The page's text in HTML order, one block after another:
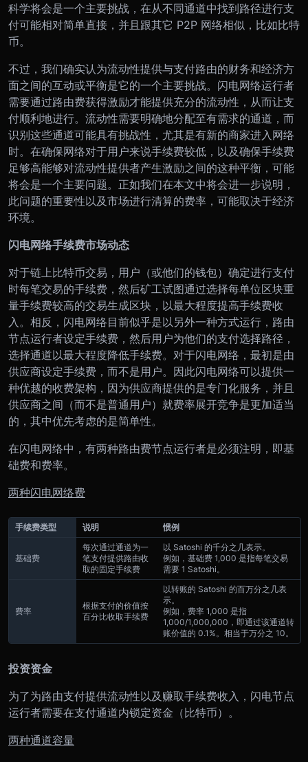
科学将会是一个主要挑战，在从不同通道中找到路径进行支
付可能相对简单直接，并且跟其它 P2P 网络相似，比如比特
币。
不过，我们确实认为流动性提供与支付路由的财务和经济方
面之间的互动或平衡是它的一个主要挑战。闪电网络运行者
需要通过路由费获得激励才能提供充分的流动性，从而让支
付顺利地进行。流动性需要明确地分配至有需求的通道，而
识别这些通道可能具有挑战性，尤其是有新的商家进入网络
时。在确保网络对于用户来说手续费较低，以及确保手续费
足够高能够对流动性提供者产生激励之间的这种平衡，可能
将会是一个主要问题。正如我们在本文中将会进一步说明，
此问题的重要性以及市场进行清算的费率，可能取决于经济
环境。
闪电网络手续费市场动态
对于链上比特币交易，用户（或他们的钱包）确定进行支付
时每笔交易的手续费，然后矿工试图通过选择每单位区块重
量手续费较高的交易生成区块，以最大程度提高手续费收
入。相反，闪电网络目前似乎是以另外一种方式运行，路由
节点运行者设定手续费，然后用户为他们的支付选择路径，
选择通道以最大程度降低手续费。对于闪电网络，最初是由
供应商设定手续费，而不是用户。因此闪电网络可以提供一
种优越的收费架构，因为供应商提供的是专门化服务，并且
供应商之间（而不是普通用户）就费率展开竞争是更加适当
的，其中优先考虑的是简单性。
在闪电网络中，有两种路由费节点运行者是必须注明，即基
础费和费率。
两种闪电网络费
手续费类型 说明 惯例
基础费
每次通过通道为一
笔支付提供路由收
取的固定手续费
以 Satoshi 的千分之几表示。
例如，基础费 1,000 是指每笔交易
需要 1 Satoshi。
费率
根据支付的价值按
百分比收取手续费
以转账的 Satoshi 的百万分之几表
示。
例如，费率 1,000 是指
1,000/1,000,000，即通过该通道转
账价值的 0.1%。相当于万分之 10。
投资资金
为了为路由支付提供流动性以及赚取手续费收入，闪电节点
运行者需要在支付通道内锁定资金（比特币）。
两种通道容量